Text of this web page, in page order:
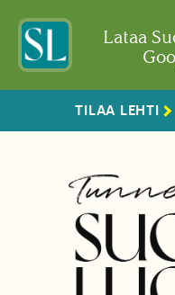
Lataa
TILAA LEHTI